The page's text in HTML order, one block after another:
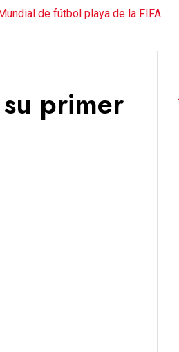
de fútbol playa de la FIFA
primer